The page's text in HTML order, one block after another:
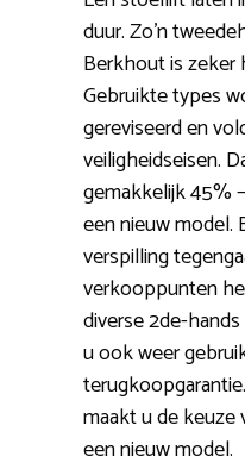
duur. Zo’n
Berkhout is zeker
Gebruikte types
gereviseerd en
veiligheidseisen.
gemakkelijk 45%
een nieuw
verspilling
verkooppunten
diverse 2de-
u ook weer
maakt u de
een nieuw model.